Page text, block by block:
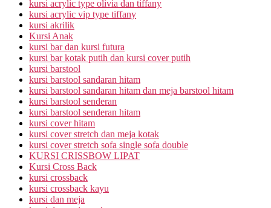
kursi acrylic type olivia dan tiffany
kursi acrylic vip type tiffany
kursi akrilik
Kursi Anak
kursi bar dan kursi futura
kursi bar kotak putih dan kursi cover putih
kursi barstool
kursi barstool sandaran hitam
kursi barstool sandaran hitam dan meja barstool hitam
kursi barstool senderan
kursi barstool senderan hitam
kursi cover hitam
kursi cover stretch dan meja kotak
kursi cover stretch sofa single sofa double
KURSI CRISSBOW LIPAT
Kursi Cross Back
kursi crossback
kursi crossback kayu
kursi dan meja